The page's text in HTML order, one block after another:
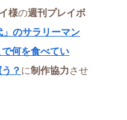
様の週刊プレイボ
」のサラリーマン
何を食べてい
？ に制作協力させ